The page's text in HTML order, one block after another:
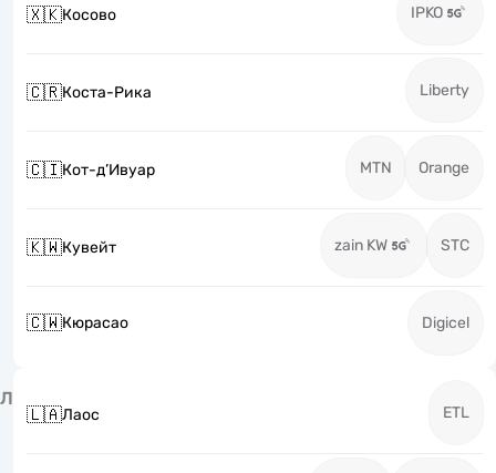
🇽🇰Косово IPKO
🇨🇷Коста-Рика Liberty
🇨🇮Кот-д’Ивуар MTN Orange
🇰🇼Кувейт zain KW STC
🇨🇼Кюрасао Digicel
Л
🇱🇦Лаос ETL